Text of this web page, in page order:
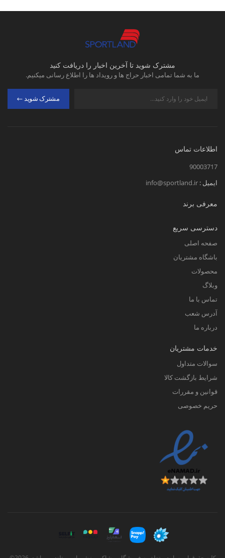
مشترک شوید تا آخرین اخبار را دریافت کنید
ما به شما تمامی اخبار حراج ها و رویداد ها را اطلاع رسانی میکنیم.
مشترک شوید
اطلاعات تماس
90003717
ایمیل : info@sportland.ir
معرفی برند
دسترسی سریع
صفحه اصلی
باشگاه مشتریان
محصولات
وبلاگ
تماس با ما
آدرس شعب
درباره ما
خدمات مشتریان
سوالات متداول
شرایط بازگشت کالا
قوانین و مقررات
حریم خصوصی